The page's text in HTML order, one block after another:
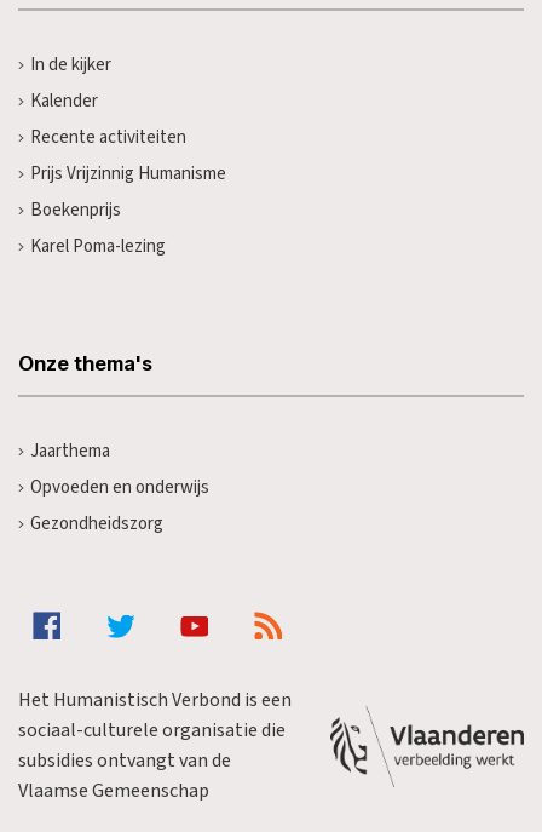
In de kijker
Kalender
Recente activiteiten
Prijs Vrijzinnig Humanisme
Boekenprijs
Karel Poma-lezing
Onze thema's
Jaarthema
Opvoeden en onderwijs
Gezondheidszorg
Het Humanistisch Verbond is een
sociaal-culturele organisatie die
subsidies ontvangt van de
Vlaamse Gemeenschap